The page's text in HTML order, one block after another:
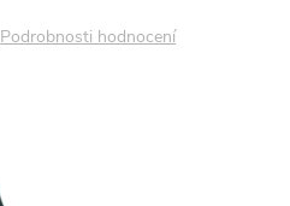
Podrobnosti hodnocení